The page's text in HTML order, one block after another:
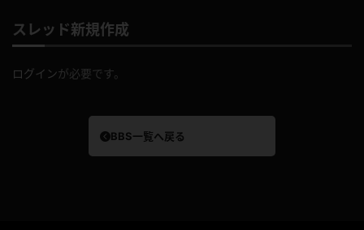
スレッド新規作成
ログインが必要です。
BBS一覧へ戻る